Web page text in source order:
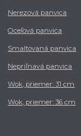
Nerezová panvica
Oceľová panvica
Smaltovaná panvica
Nepriľnavá panvica
Wok, priemer: 31 cm
Wok, priemer: 36 cm